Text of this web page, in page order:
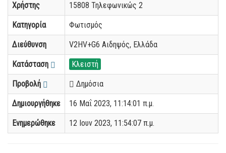
Χρήστης 15808 Τηλεφωνικώς 2
Κατηγορία Φωτισμός
Διεύθυνση V2HV+G6 Αιδηψός, Ελλάδα
Κατάσταση Κλειστή
Προβολή Δημόσια
Δημιουργήθηκε 16 Μαΐ 2023, 11:14:01 π.μ.
Ενημερώθηκε 12 Ιουν 2023, 11:54:07 π.μ.